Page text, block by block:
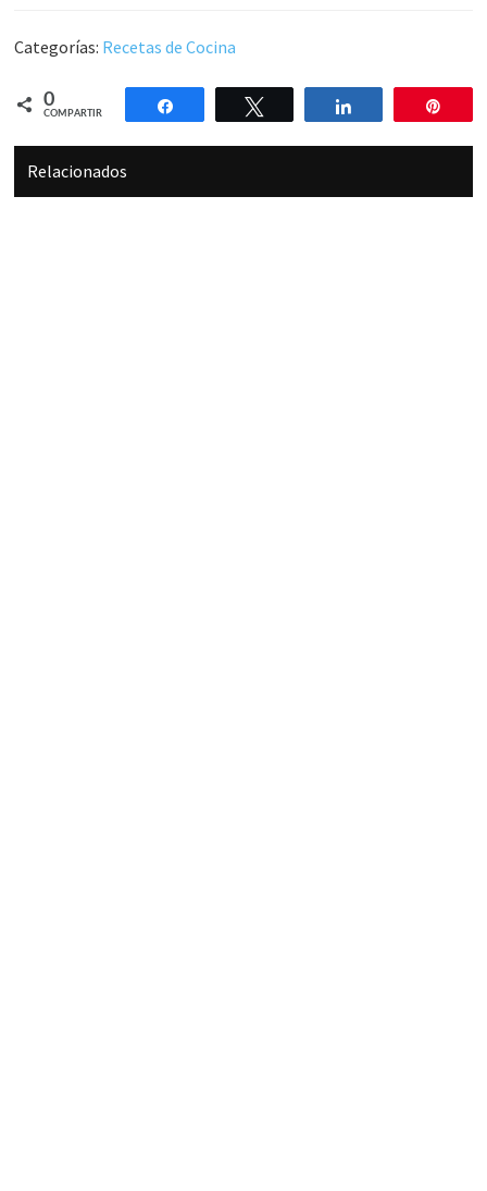
Categorías: Recetas de Cocina
0
COMPARTIR
Compartir Compartir
Relacionados